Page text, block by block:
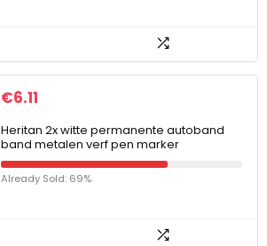
€6.11
Heritan 2x witte permanente autoband
band metalen verf pen marker
Already Sold: 69%